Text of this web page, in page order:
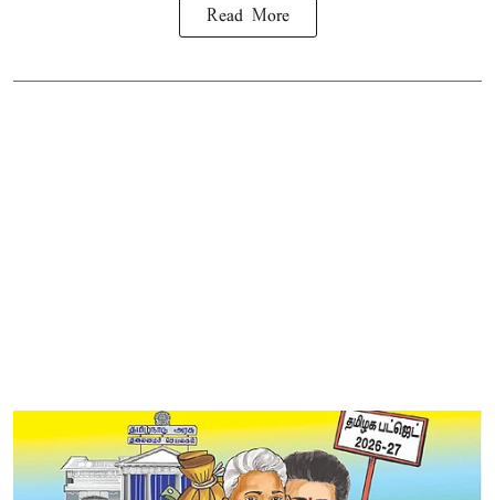
Read More